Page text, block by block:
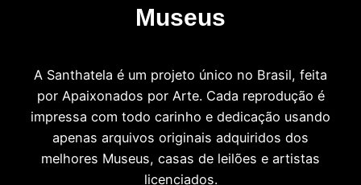
Museus
A Santhatela é um projeto único no Brasil, feita
por Apaixonados por Arte. Cada reprodução é
impressa com todo carinho e dedicação usando
apenas arquivos originais adquiridos dos
melhores Museus, casas de leilões e artistas
licenciados.